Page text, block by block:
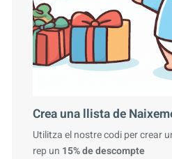
Crea una llista de
Utilitza el nostre codi per crear
rep un 15% de descompte